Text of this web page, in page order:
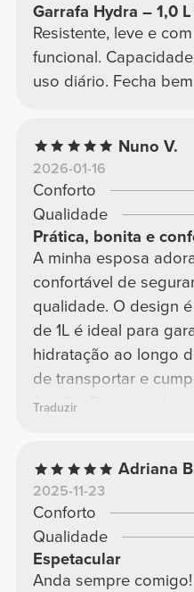
Garrafa Hydra – 1,0
Resistente, leve e
funcional.
uso diário. Fecha
Nuno V.
2026-01-16
Conforto
Qualidade
Prática, bonita e
A minha esposa
confortável de
qualidade. O design
de 1L é ideal para
hidratação ao longo
de transportar e
função. Recomendo!
Traduzir
Adriana
2025-11-23
Conforto
Qualidade
Espetacular
Anda sempre